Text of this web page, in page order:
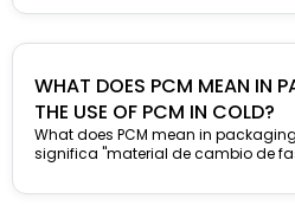
WHAT DOES PCM MEAN IN
THE USE OF PCM IN COLD?
What does PCM mean in packaging
significa "material de cambio de